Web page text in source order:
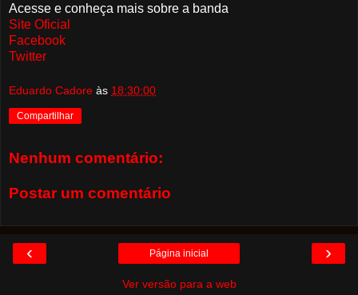
Acesse e conheça mais sobre a banda
Site Oficial
Facebook
Twitter
Eduardo Cadore às 18:30:00
Compartilhar
Nenhum comentário:
Postar um comentário
‹ ›
Página inicial
Ver versão para a web